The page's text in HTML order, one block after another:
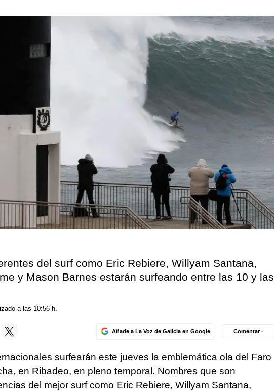
del surf como Eric Rebiere, Willyam Santana,
y Mason Barnes estarán surfeando entre las 10 y las
a las 10:56 h.
Añade a La Voz de Galicia en Google Comentar ·
surfearán este jueves la emblemática ola del Faro
en Ribadeo, en pleno temporal. Nombres que son
del mejor surf como Eric Rebiere, Willyam Santana,